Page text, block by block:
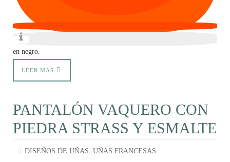
en negro.
LEER MAS
PANTALÓN VAQUERO CON
PIEDRA STRASS Y ESMALTE
DISEÑOS DE UÑAS,UÑAS FRANCESAS